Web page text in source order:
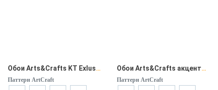
Обои Arts&Crafts KT Exlusive
Паттерн ArtCraft
Обои Arts&Crafts акценты, компаньоны
Паттерн ArtCraft